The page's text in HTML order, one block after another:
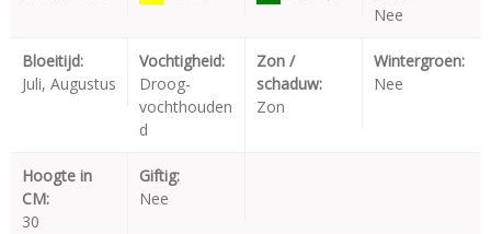
Nee
Bloeitijd:
Juli, Augustus
Vochtigheid:
Droog-
vochthouden
d
Zon /
schaduw:
Zon
Wintergroen:
Nee
Hoogte in
CM:
30
Giftig:
Nee